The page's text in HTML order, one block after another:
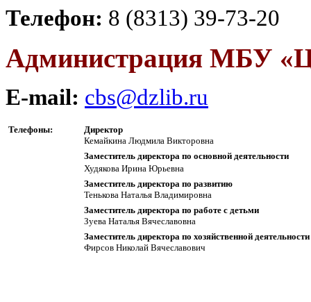
Телефон: 8 (8313) 39-73-20
Администрация МБУ
E-mail: cbs@dzlib.ru
Телефоны:
Директор
Кемайкина Людмила Викторовна
Заместитель директора по основной деятельности
Худякова Ирина Юрьевна
Заместитель директора по развитию
Тенькова Наталья Владимировна
Заместитель директора по работе с детьми
Зуева Наталья Вячеславовна
Заместитель директора по хозяйственной деятельности
Фирсов Николай Вячеславович